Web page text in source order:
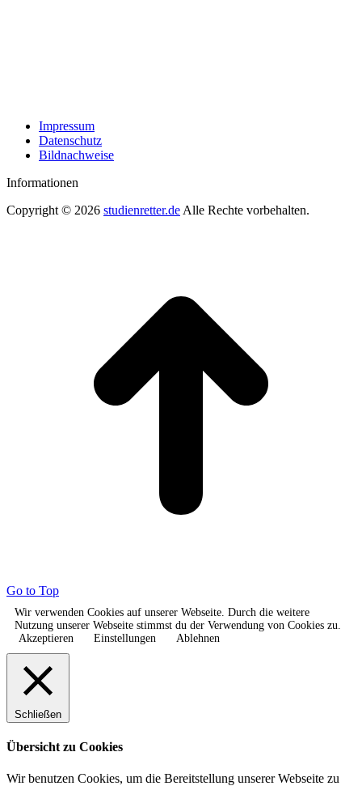
Impressum
Datenschutz
Bildnachweise
Informationen
Copyright © 2026 studienretter.de Alle Rechte vorbehalten.
Go to Top
Wir verwenden Cookies auf unserer Webseite. Durch die weitere
Nutzung unserer Webseite stimmst du der Verwendung von Cookies zu.
Akzeptieren
Einstellungen Ablehnen
Schließen
Übersicht zu Cookies
Wir benutzen Cookies, um die Bereitstellung unserer Webseite zu